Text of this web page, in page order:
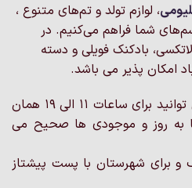
گزینه
ها
ممکن
است
صفحه
محصول
انتخاب
، لوازم تولد و تم‌های متنوع ،
شما فراهم می‌کنیم. در
بادکنک فویلی و دسته
امکان پذیر می باشد.
اگر داخل تهران هستین ، می توانید برای ساعات 11 الی 19 همان
به روز و موجودی ها صحیح می
و برای شهرستان با پست پیشتاز